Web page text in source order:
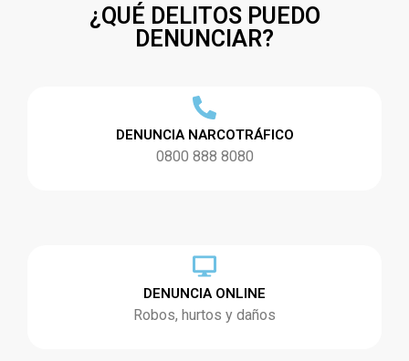
¿QUÉ DELITOS PUEDO
DENUNCIAR?
DENUNCIA NARCOTRÁFICO
0800 888 8080
DENUNCIA ONLINE
Robos, hurtos y daños